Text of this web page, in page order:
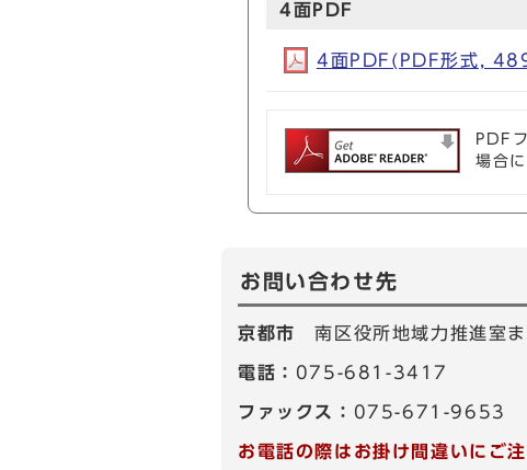
4面PDF
4面PDF(PDF形式,
PDF
場合に
お問い合わせ先
京都市南区役所地域力推進室
電話： 075-681-3417
ファックス： 075-671-9653
お電話の際はお掛け間違いにご